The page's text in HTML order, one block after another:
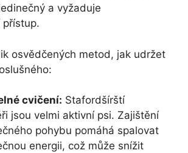
a​ vyžaduje
přístup.
osvědčených‍ metod, jak udržet
cvičení: Stafordšírští
jsou velmi aktivní ​psi. Zajištění
pohybu ‌pomáhá spalovat
energii, což může‌ snížit